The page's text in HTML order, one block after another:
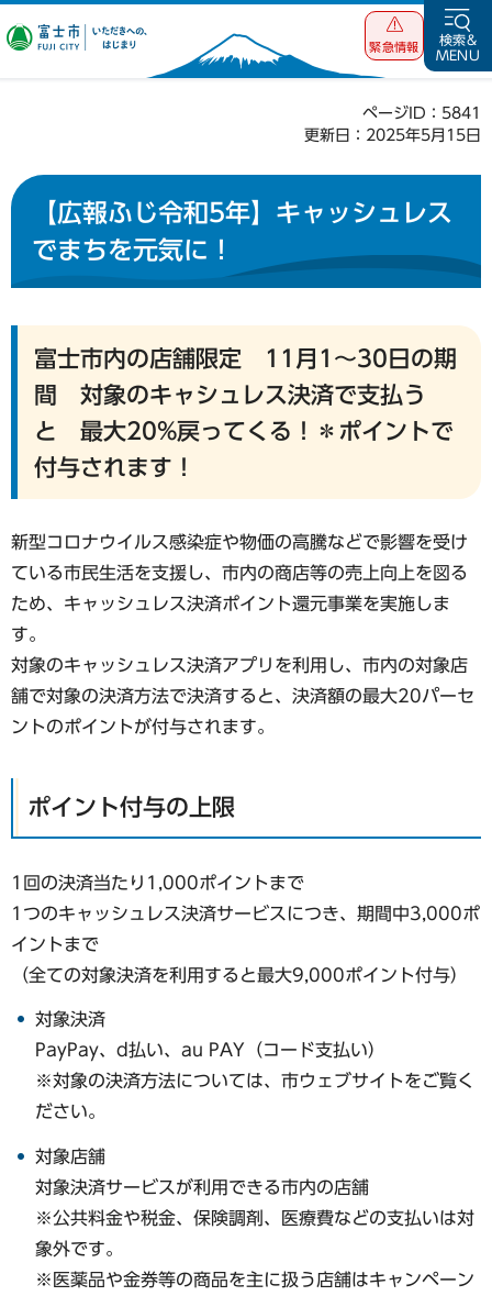
富士市 いただ
緊急情報
検索&
MENU
ページID：5841
更新日：2025年5月15日
【広報ふじ令和5年】キャッシュレス
でまちを元気に！
富士市内の店舗限定 11月1〜30日の期
間 対象のキャシュレス決済で支払う
と 最大20%戻ってくる！＊ポイントで
付与されます！
新型コロナウイルス感染症や物価の高騰などで影響を受け
ている市民生活を支援し、市内の商店等の売上向上を図る
ため、キャッシュレス決済ポイント還元事業を実施しま
す。
対象のキャッシュレス決済アプリを利用し、市内の対象店
舗で対象の決済方法で決済すると、決済額の最大20パーセ
ントのポイントが付与されます。
ポイント付与の上限
1回の決済当たり1,000ポイントまで
1つのキャッシュレス決済サービスにつき、期間中3,000ポ
イントまで
（全ての対象決済を利用すると最大9,000ポイント付与）
対象決済
PayPay、d払い、au PAY（コード支払い）
※対象の決済方法については、市ウェブサイトをご覧く
ださい。
対象店舗
対象決済サービスが利用できる市内の店舗
※公共料金や税金、保険調剤、医療費などの支払いは対
象外です。
※医薬品や金券等の商品を主に扱う店舗はキャンペーン